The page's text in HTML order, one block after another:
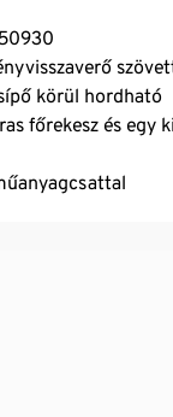
körül hordható
főrekesz és egy